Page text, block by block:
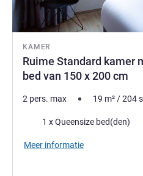
KAMER
Ruime Standard kamer
bed van 150 x 200 cm
2 pers. max 19 m²/204
Beddengoed
1 x Queensize bed(den)
Meer informatie